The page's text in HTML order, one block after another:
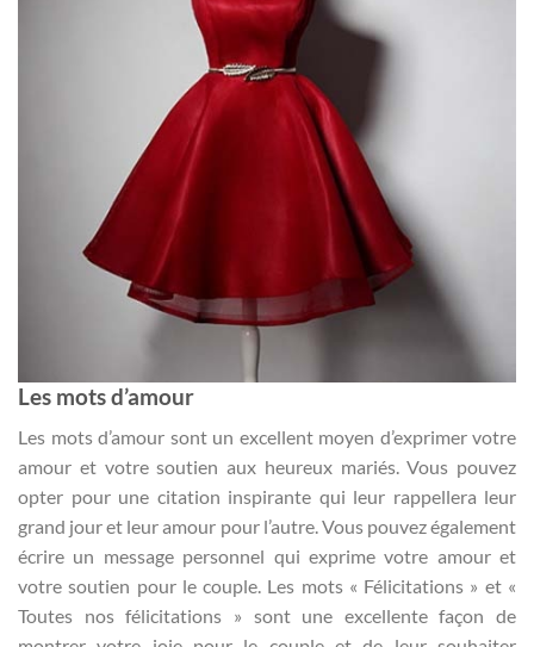
Les mots d’amour
Les mots d’amour sont un excellent moyen d’exprimer votre
amour et votre soutien aux heureux mariés. Vous pouvez
opter pour une citation inspirante qui leur rappellera leur
grand jour et leur amour pour l’autre. Vous pouvez également
écrire un message personnel qui exprime votre amour et
votre soutien pour le couple. Les mots « Félicitations » et «
Toutes nos félicitations » sont une excellente façon de